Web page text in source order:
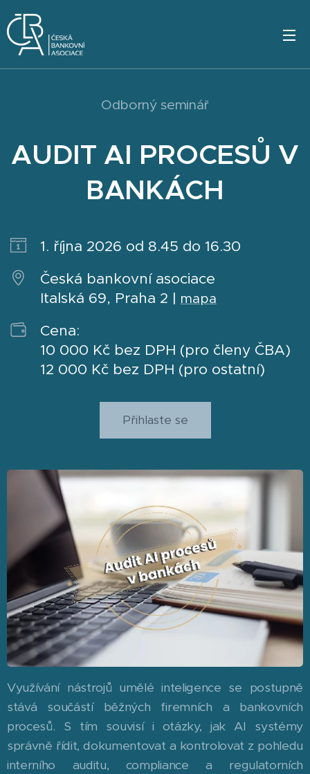
Odborný seminář
AUDIT AI PROCESŮ V
BANKÁCH
1. října 2026 od 8.45 do 16.30
Česká bankovní asociace
Italská 69, Praha 2 | mapa
Cena:
10 000 Kč bez DPH (pro členy ČBA)
12 000 Kč bez DPH (pro ostatní)
Přihlaste se
Využívání nástrojů umělé inteligence se postupně
stává součástí běžných firemních a bankovních
procesů. S tím souvisí i otázky, jak AI systémy
správně řídit, dokumentovat a kontrolovat z pohledu
interního auditu, compliance a regulatorních